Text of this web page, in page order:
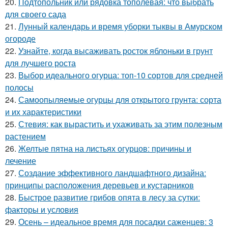
для своего сада
21. Лунный календарь и время уборки тыквы в Амурском
огороде
22. Узнайте, когда высаживать росток яблоньки в грунт
для лучшего роста
23. Выбор идеального огурца: топ-10 сортов для средней
полосы
24. Самоопыляемые огурцы для открытого грунта: сорта
и их характеристики
25. Стевия: как вырастить и ухаживать за этим полезным
растением
26. Желтые пятна на листьях огурцов: причины и
лечение
27. Создание эффективного ландшафтного дизайна:
принципы расположения деревьев и кустарников
28. Быстрое развитие грибов опята в лесу за сутки:
факторы и условия
29. Осень – идеальное время для посадки саженцев: 3